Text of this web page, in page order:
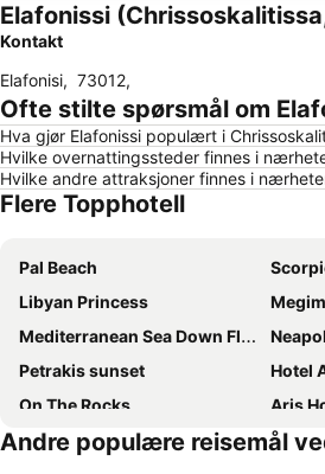
Elafonissi
Kontakt
Elafonisi, 73012,
Ofte stilte spørsmål om
Hva gjør Elafonissi populært i
Hvilke overnattingssteder finnes i
Hvilke andre attraksjoner finnes i
Flere Topphotell
Pal Beach
Libyan Princess
Mediterranean Sea Down Floor
Petrakis sunset
Hotel
On The Rocks
Aris
Hotel Elman
Blue
Andre populære reisemål